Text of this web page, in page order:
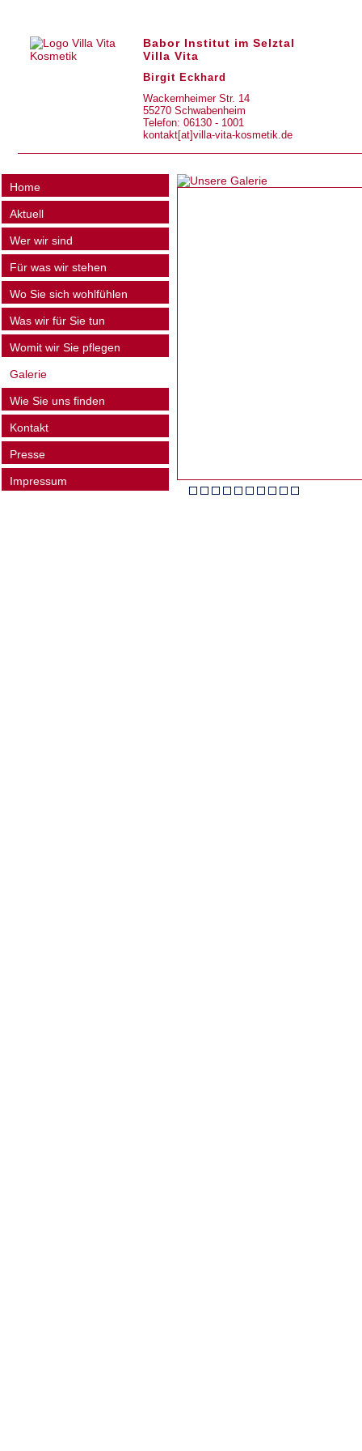
Babor Institut im Selztal
Villa Vita
Birgit Eckhard
Wackernheimer Str. 14
55270 Schwabenheim
Telefon: 06130 - 1001
kontakt[at]villa-vita-kosmetik.de
Home
Aktuell
Wer wir sind
Für was wir stehen
Wo Sie sich wohlfühlen
Was wir für Sie tun
Womit wir Sie pflegen
Galerie
Wie Sie uns finden
Kontakt
Presse
Impressum